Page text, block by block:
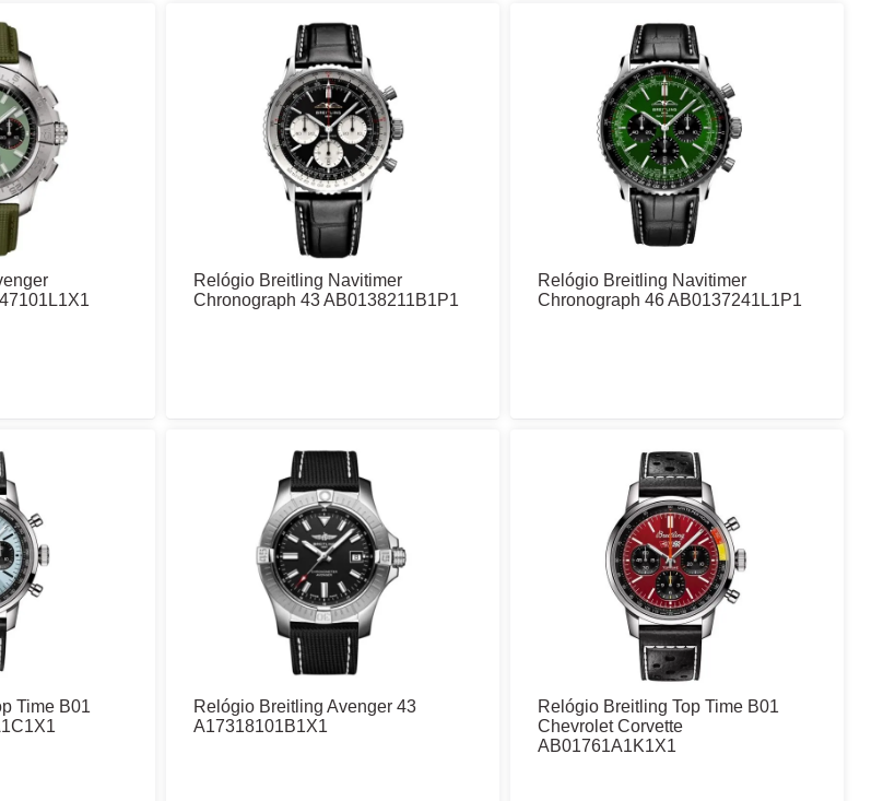
Relógio Breitling Navitimer
Chronograph 43 AB0138211B1P1
Relógio Breitling Navitimer
Chronograph 46 AB0137241L1P1
Time B01
Relógio Breitling Avenger 43
A17318101B1X1
Relógio Breitling Top Time B01
Chevrolet Corvette
AB01761A1K1X1